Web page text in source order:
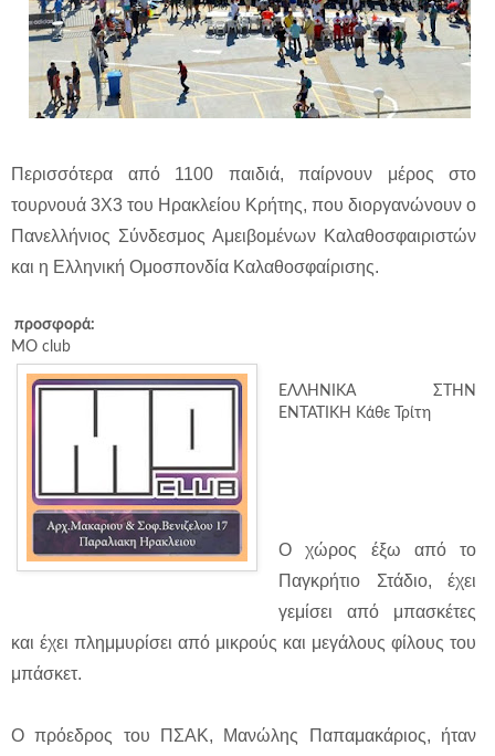
Περισσότερα από 1100 παιδιά, παίρνουν μέρος στο
τουρνουά 3Χ3 του Ηρακλείου Κρήτης, που διοργανώνουν ο
Πανελλήνιος Σύνδεσμος Αμειβομένων Καλαθοσφαιριστών
και η Ελληνική Ομοσπονδία Καλαθοσφαίρισης.
προσφορά:
MO club
EΛΛΗΝΙΚΑ ΣΤΗΝ
ΕΝΤΑΤΙΚΗ Κάθε Τρίτη
Ο χώρος έξω από το
Παγκρήτιο Στάδιο, έχει
γεμίσει από μπασκέτες
και έχει πλημμυρίσει από μικρούς και μεγάλους φίλους του
μπάσκετ.
Ο πρόεδρος του ΠΣΑΚ, Μανώλης Παπαμακάριος, ήταν